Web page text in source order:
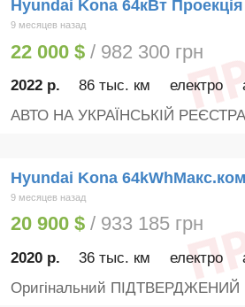
Hyundai Kona 64кВт Проекція
9 месяцев назад
22 000 $/ 982 300 грн
2022 р. 86 тыс. км електро
АВТО НА УКРАЇНСЬКІЙ
Hyundai Kona
9 месяцев назад
20 900 $/ 933 185 грн
2020 р. 36 тыс. км електро
Оригінальний ПІДТВЕРДЖЕНИЙ